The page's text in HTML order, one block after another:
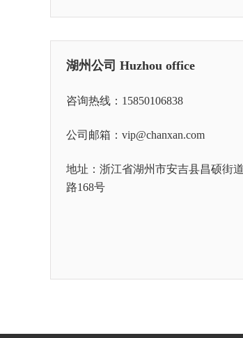
湖州公司 Huzhou office
咨询热线：15850106838
公司邮箱：vip@chanxan.com
地址：浙江省湖州市安吉县昌硕街
路168号